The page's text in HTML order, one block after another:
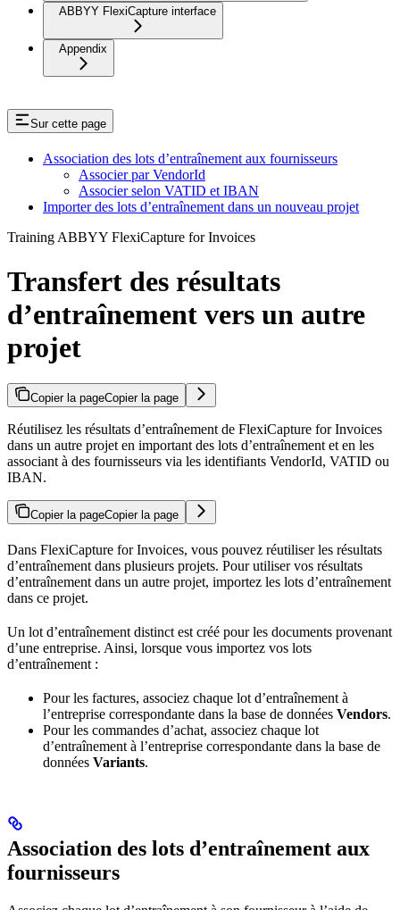
ABBYY FlexiCapture interface
Appendix
Sur cette page
Association des lots d’entraînement aux fournisseurs
Associer par VendorId
Associer selon VATID et IBAN
Importer des lots d’entraînement dans un nouveau projet
Training ABBYY FlexiCapture for Invoices
Transfert des résultats
d’entraînement vers un autre
projet
Copier la pageCopier la page
Réutilisez les résultats d’entraînement de FlexiCapture for Invoices
dans un autre projet en important des lots d’entraînement et en les
associant à des fournisseurs via les identifiants VendorId, VATID ou
IBAN.
Copier la pageCopier la page
Dans FlexiCapture for Invoices, vous pouvez réutiliser les résultats
d’entraînement dans plusieurs projets. Pour utiliser vos résultats
d’entraînement dans un autre projet, importez les lots d’entraînement
dans ce projet.
Un lot d’entraînement distinct est créé pour les documents provenant
d’une entreprise. Ainsi, lorsque vous importez vos lots
d’entraînement :
Pour les factures, associez chaque lot d’entraînement à
l’entreprise correspondante dans la base de données Vendors.
Pour les commandes d’achat, associez chaque lot
d’entraînement à l’entreprise correspondante dans la base de
données Variants.
Association des lots d’entraînement aux
fournisseurs